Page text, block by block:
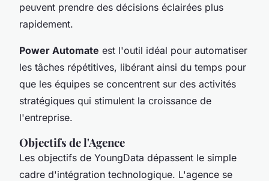
peuvent prendre des décisions éclairées plus
rapidement.
Power Automate est l'outil idéal pour automatiser
les tâches répétitives, libérant ainsi du temps pour
que les équipes se concentrent sur des activités
stratégiques qui stimulent la croissance de
l'entreprise.
Objectifs de l'Agence
Les objectifs de YoungData dépassent le simple
cadre d'intégration technologique. L'agence se